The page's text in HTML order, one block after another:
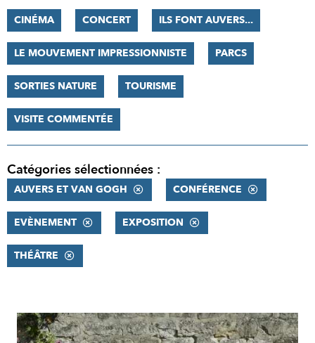
CINÉMA CONCERT ILS FONT AUVERS...
LE MOUVEMENT IMPRESSIONNISTE PARCS
SORTIES NATURE TOURISME
VISITE COMMENTÉE
Catégories sélectionnées :
AUVERS ET VAN GOGH CONFÉRENCE
EVÈNEMENT EXPOSITION
THÉÂTRE
RÉSULTATS